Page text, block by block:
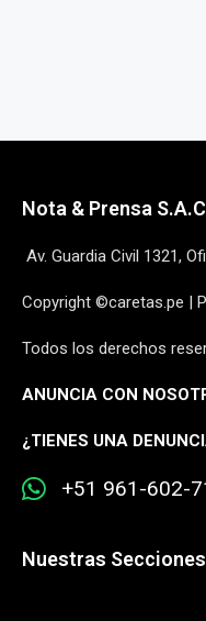
Nota & Prensa
Av. Guardia Civil 1321,
Copyright ©caretas.pe |
Todos los derechos
ANUNCIA CON
¿TIENES UNA
+51 961-602-
Nuestras Secciones